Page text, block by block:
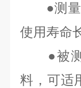
●测量
使用寿命
●被测
料，可适